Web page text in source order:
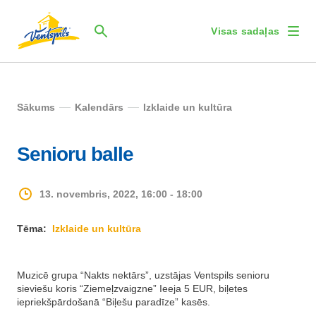
Visas sadaļas
Sākums Kalendārs Izklaide un kultūra
Senioru balle
13. novembris, 2022, 16:00 - 18:00
Tēma: Izklaide un kultūra
Muzicē grupa “Nakts nektārs”, uzstājas Ventspils senioru
sieviešu koris “Ziemeļzvaigzne” Ieeja 5 EUR, biļetes
iepriekšpārdošanā “Biļešu paradīze” kasēs.